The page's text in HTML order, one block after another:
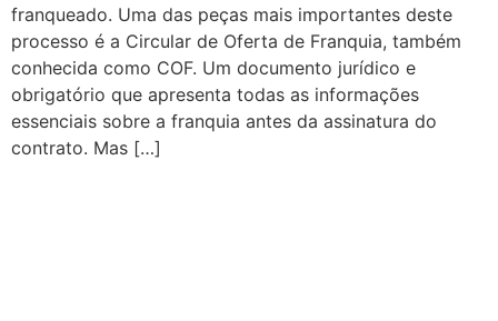
franqueado. Uma das peças mais importantes deste
processo é a Circular de Oferta de Franquia, também
conhecida como COF. Um documento jurídico e
obrigatório que apresenta todas as informações
essenciais sobre a franquia antes da assinatura do
contrato. Mas […]